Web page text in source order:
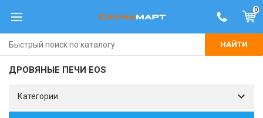
0
НАЙТИ
ДРОВЯНЫЕ ПЕЧИ EOS
Категории